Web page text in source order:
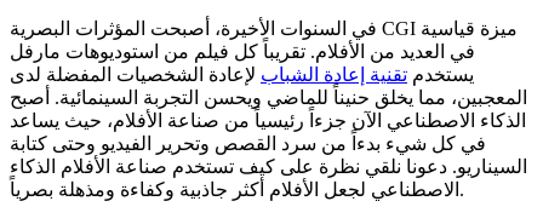
في السنوات الأخيرة، أصبحت المؤثرات البصرية CGI ميزة قياسية
في العديد من الأفلام. تقريباً كل فيلم من استوديوهات مارفل
يستخدم تقنية إعادة الشباب لإعادة الشخصيات المفضلة لدى
المعجبين، مما يخلق حنيناً للماضي ويحسن التجربة السينمائية. أصبح
الذكاء الاصطناعي الآن جزءاً رئيسياً من صناعة الأفلام، حيث يساعد
في كل شيء بدءاً من سرد القصص وتحرير الفيديو وحتى كتابة
السيناريو. دعونا نلقي نظرة على كيف تستخدم صناعة الأفلام الذكاء
الاصطناعي لجعل الأفلام أكثر جاذبية وكفاءة ومذهلة بصرياً.